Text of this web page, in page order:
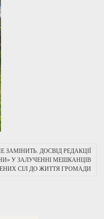
ДОСВІД РЕДАКЦІЇ
У ЗАЛУЧЕННІ МЕШКАНЦІВ
СІЛ ДО ЖИТТЯ ГРОМАДИ